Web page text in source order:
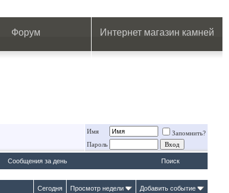
Форум Интернет магазин камней
Имя
Запомнить?
Пароль
Сообщения за день Поиск
Сегодня Просмотр недели Добавить событие